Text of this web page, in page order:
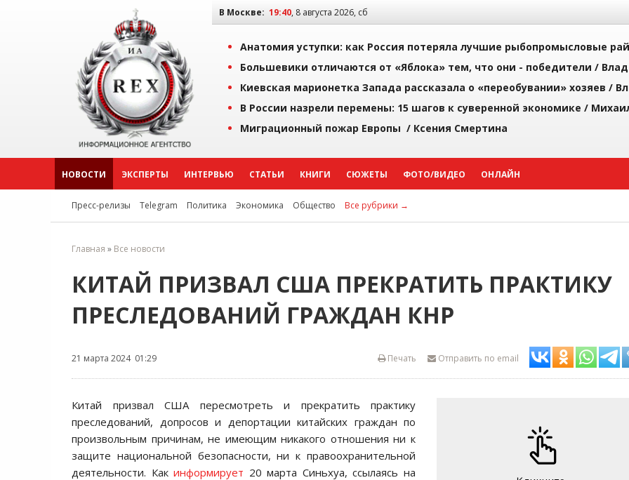
В Москве: 19:40, 8 августа 2026, сб
Анатомия уступки: как Россия потеряла лучшие рыбопромысловые
Большевики отличаются от «Яблока» тем, что они - победители /
Киевская марионетка Запада рассказала о «переобувании» хозяев /
В России назрели перемены: 15 шагов к суверенной экономике /
Миграционный пожар Европы / Ксения Смертина
НОВОСТИ ЭКСПЕРТЫ ИНТЕРВЬЮ СТАТЬИ КНИГИ СЮЖЕТЫ ФОТО/ВИДЕО ОНЛАЙН
Пресс-релизы Telegram Политика Экономика Общество Все рубрики →
Главная » Все новости
КИТАЙ ПРИЗВАЛ США ПРЕКРАТИТЬ ПРАКТИКУ
ПРЕСЛЕДОВАНИЙ ГРАЖДАН КНР
21 марта 2024 01:29 Отправить по email
Печать
Китай призвал США пересмотреть и прекратить практику
преследований, допросов и депортации китайских граждан по
произвольным причинам, не имеющим никакого отношения ни к
защите национальной безопасности, ни к правоохранительной
деятельности. Какинформирует 20 марта Синьхуа, ссылаясь на